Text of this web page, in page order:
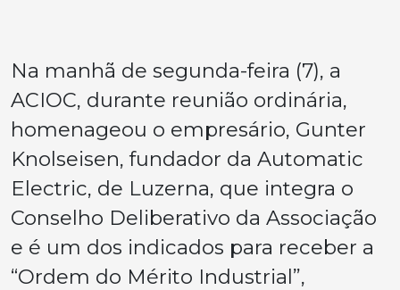
Na manhã de segunda-feira (7), a
ACIOC, durante reunião ordinária,
homenageou o empresário, Gunter
Knolseisen, fundador da Automatic
Electric, de Luzerna, que integra o
Conselho Deliberativo da Associação
e é um dos indicados para receber a
“Ordem do Mérito Industrial”,